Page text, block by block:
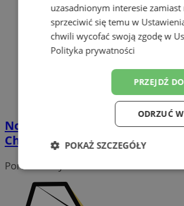
Nowe połączenie kolejowe z
Chorwacji: Pociąg przez
Portal należy do sieci
uzasadnionym interesie
sprzeciwić się temu w
chwili wycofać swoją zgodę w
Polityka prywatności
PRZEJDŹ
ODRZUĆ
POKAŻ SZCZEGÓŁY
Niezbędne